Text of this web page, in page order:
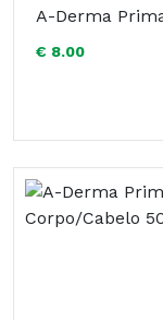
A-Derma
€ 8.00